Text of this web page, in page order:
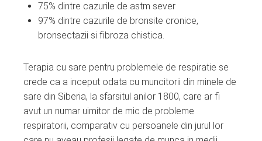
75% dintre cazurile de astm sever
97% dintre cazurile de bronsite cronice,
bronsectazii si fibroza chistica.
Terapia cu sare pentru problemele de respiratie se
crede ca a inceput odata cu muncitorii din minele de
sare din Siberia, la sfarsitul anilor 1800, care ar fi
avut un numar uimitor de mic de probleme
respiratorii, comparativ cu persoanele din jurul lor